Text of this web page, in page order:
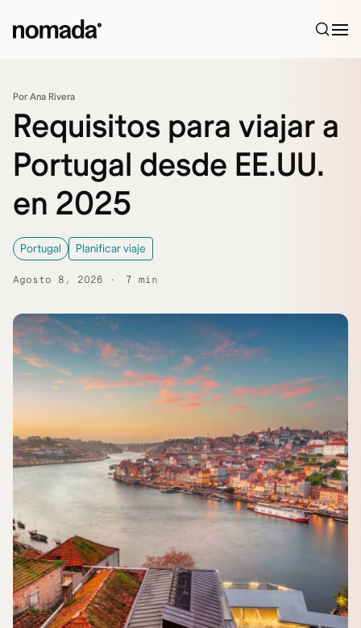
Por Ana Rivera
Requisitos para viajar a
Portugal desde EE.UU.
en 2025
Portugal Planificar viaje
Agosto 8, 2026 7 min